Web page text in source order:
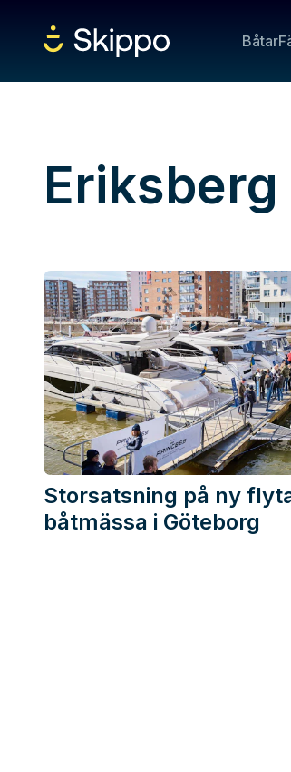
Båtar
Storsatsning på ny
båtmässa i Göteborg